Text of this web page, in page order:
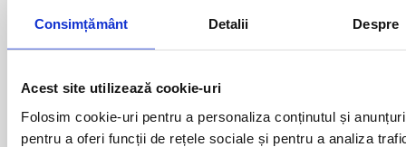
Consimțământ Detalii Despre
Acest site utilizează cookie-uri
Folosim cookie-uri pentru a personaliza conținutul și
pentru a oferi funcții de rețele sociale și pentru a analiza
Plecari cu autocarul ZIMNICEA -
destinatii